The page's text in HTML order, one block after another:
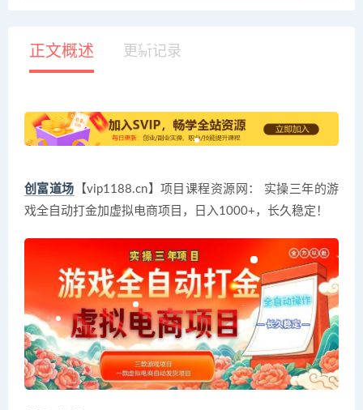
正文概述 更新记录
创富道场 【vip1188.cn】项目课程资源网： 实操三年的游
戏全自动打金加虚拟电商项目，日入1000+，长久稳定！